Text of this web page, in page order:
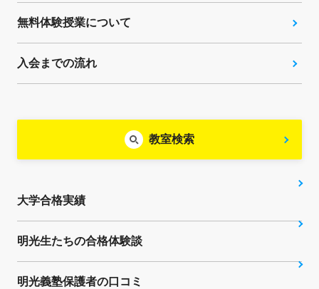
無料体験授業について
入会までの流れ
教室検索
大学合格実績
明光生たちの合格体験談
明光義塾保護者の口コミ